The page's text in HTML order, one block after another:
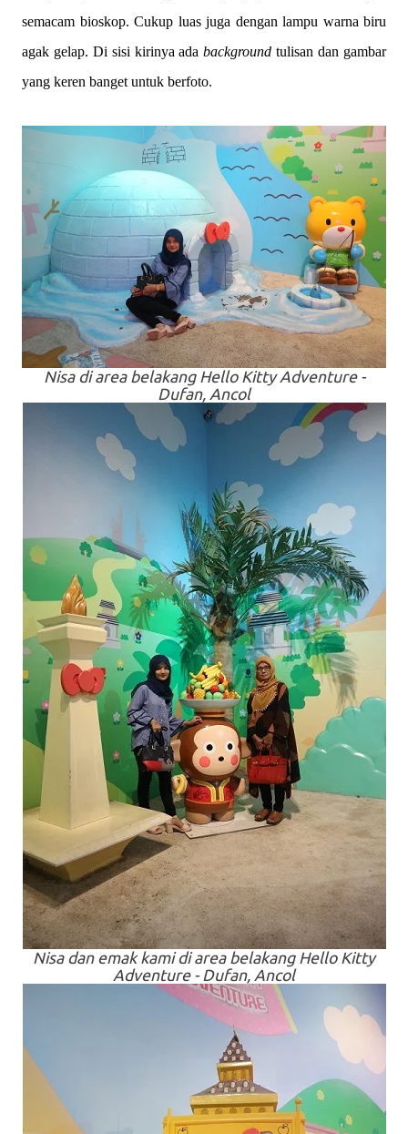
semacam bioskop. Cukup luas juga dengan lampu warna biru
agak gelap. Di sisi kirinya adabackgroundtulisan dan gambar
yang keren banget untuk berfoto.
Nisa diareabelakang Hello Kitty Adventure -
Dufan, Ancol
Nisa dan emak kami diarea belakang Hello Kitty
Adventure - Dufan, Ancol